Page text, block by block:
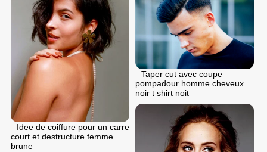
Idee de coiffure pour un carre
court et destructure femme
brune
Taper cut avec coupe
pompadour homme cheveux
noir t shirt noit